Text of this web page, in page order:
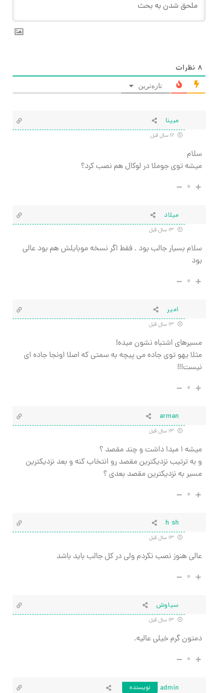
۸ نظرات
تازه‌ترین
مبینا
سلام
میشه توی جوملا در لوکال هم نصب کرد؟
۰
میلاد
سلام بسیار جالب بود . فقط اگر نسخه موبایلش هم بود عالی
بود
۰
امیر
مسیرهای اشتباه نشون میده!
مثلا یهو توی جاده می پیچه به سمتی که اصلا اونجا جاده ای
نیست!!!
۰
arman
ميشه ۱ مبدا داشت و چند مقصد ؟
و به ترتيب نزديکترين مقصد رو انتخاب کنه و بعد نزديکترين
مسير به نزديکترين مقصد بعدی ؟
۰
h sh
عالی هنوز نصب نکردم ولی در کل جالب باید باشد
۰
سیاوش
دمتون گرم خیلی عالیه.
۰
admin نویسنده